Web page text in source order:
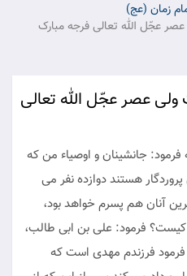
زمان (عج)
عجّل الله تعالی فرجه مبارک
ولی عصر عجّل الله تعالی
جانشینان و اوصیاء من كه
هستند دوازده نفر می
آنان هم پسرم خواهد بود،
كیست؟ فرمود: على بن ابى طالب،
فرزندم مهدى است كه